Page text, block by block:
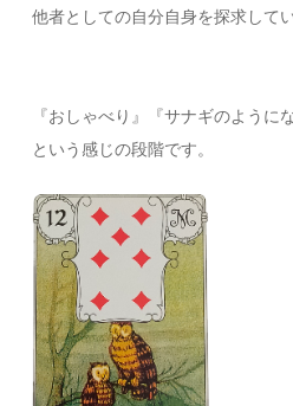
他者としての自分自身を探求して
『おしゃべり』『サナギのように
という感じの段階です。